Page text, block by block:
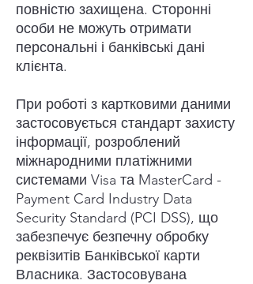
повністю захищена. Сторонні
особи не можуть отримати
персональні і банківські дані
клієнта.
При роботі з картковими даними
застосовується стандарт захисту
інформації, розроблений
міжнародними платіжними
системами Visa та MasterCard -
Payment Card Industry Data
Security Standard (PCI DSS), що
забезпечує безпечну обробку
реквізитів Банківської карти
Власника. Застосовувана